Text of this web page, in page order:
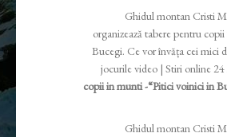
Ghidul montan Cristi
organizează tabere pentru
Bucegi. Ce vor învăța cei mici
jocurile video | Stiri online 24
copii in munti -“Pitici voinici in
Ghidul montan Cristi